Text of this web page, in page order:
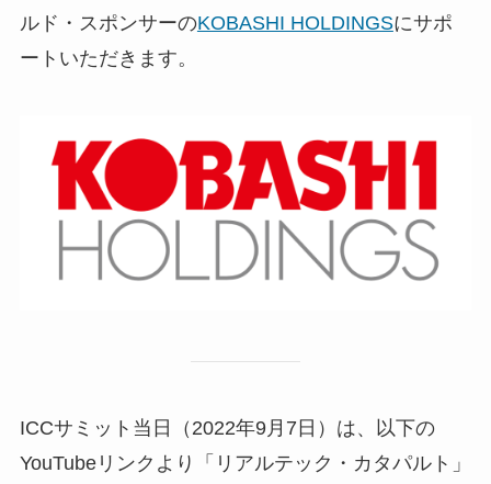
ルド・スポンサーのKOBASHI HOLDINGSにサポ
ートいただきます。
ICCサミット当日（2022年9月7日）は、以下の
YouTubeリンクより「リアルテック・カタパルト」